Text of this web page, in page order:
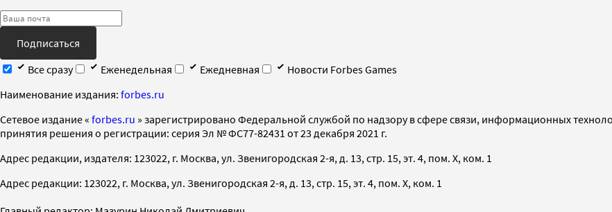
Подписаться
Все сразу
Еженедельная Ежедневная
Новости Forbes Games
Наименование издания: forbes.ru
Cетевое издание « forbes.ru » зарегистрировано Федеральной службой по надзору в сфере связи, информационных
принятия решения о регистрации: серия Эл № ФС77-82431 от 23 декабря 2021 г.
Адрес редакции, издателя: 123022, г. Москва, ул. Звенигородская 2-я, д. 13, стр. 15, эт. 4, пом. X, ком. 1
Адрес редакции: 123022, г. Москва, ул. Звенигородская 2-я, д. 13, стр. 15, эт. 4, пом. X, ком. 1